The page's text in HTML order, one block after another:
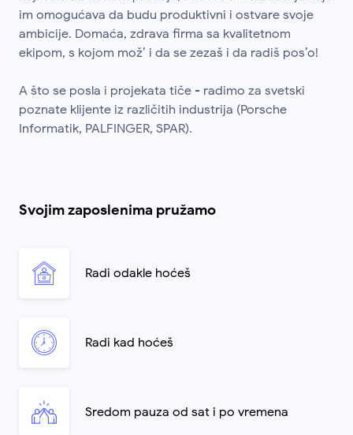
im omogućava da budu produktivni i ostvare svoje
ambicije. Domaća, zdrava firma sa kvalitetnom
ekipom, s kojom mož’ i da se zezaš i da radiš pos’o!
A što se posla i projekata tiče - radimo za svetski
poznate klijente iz različitih industrija (Porsche
Informatik, PALFINGER, SPAR).
Svojim zaposlenima pružamo
Radi odakle hoćeš
Radi kad hoćeš
Sredom pauza od sat i po vremena